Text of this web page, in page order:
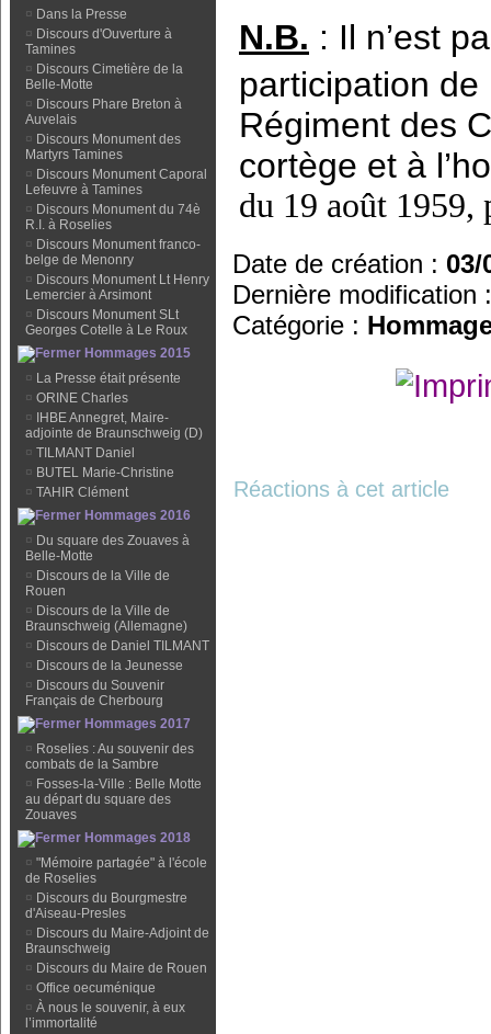
¤ Dans la Presse
¤ Discours d'Ouverture à
Tamines
¤ Discours Cimetière de la
Belle-Motte
¤ Discours Phare Breton à
Auvelais
¤ Discours Monument des
Martyrs Tamines
¤ Discours Monument Caporal
Lefeuvre à Tamines
¤ Discours Monument du 74è
R.I. à Roselies
¤ Discours Monument franco-
belge de Menonry
¤ Discours Monument Lt Henry
Lemercier à Arsimont
¤ Discours Monument SLt
Georges Cotelle à Le Roux
Hommages 2015
¤ La Presse était présente
¤ ORINE Charles
¤
IHBE Annegret, Maire-
adjointe de Braunschweig (D)
¤ TILMANT Daniel
¤ BUTEL Marie-Christine
¤ TAHIR Clément
Hommages 2016
¤ Du square des Zouaves à
Belle-Motte
¤ Discours de la Ville de
Rouen
¤ Discours de la Ville de
Braunschweig (Allemagne)
¤ Discours de Daniel TILMANT
¤ Discours de la Jeunesse
¤ Discours du Souvenir
Français de Cherbourg
Hommages 2017
¤ Roselies : Au souvenir des
combats de la Sambre
¤ Fosses-la-Ville : Belle Motte
au départ du square des
Zouaves
Hommages 2018
¤ "Mémoire partagée" à l'école
de Roselies
¤ Discours du Bourgmestre
d'Aiseau-Presles
¤ Discours du Maire-Adjoint de
Braunschweig
¤ Discours du Maire de Rouen
¤ Office oecuménique
¤ À nous le souvenir, à eux
l’immortalité
N.B. : Il n’est
participation
Régiment des
cortège et à
du 19 août 1959,
Date de création : 03/
Dernière modification
Catégorie :
Réactions à cet article